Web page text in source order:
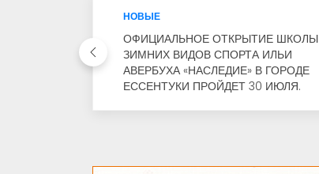
НОВЫЕ
ОФИЦИАЛЬНОЕ ОТКРЫТИЕ ШКОЛЫ
ЗИМНИХ ВИДОВ СПОРТА ИЛЬИ
АВЕРБУХА «НАСЛЕДИЕ» В ГОРОДЕ
ЕССЕНТУКИ ПРОЙДЕТ 30 ИЮЛЯ.